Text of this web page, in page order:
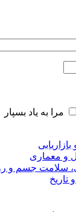
مرا به یاد بسپار
و معماری
سلامت جسم و
تاریخ